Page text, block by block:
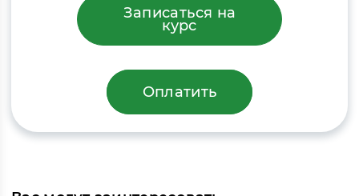
Записаться на
курс
Оплатить